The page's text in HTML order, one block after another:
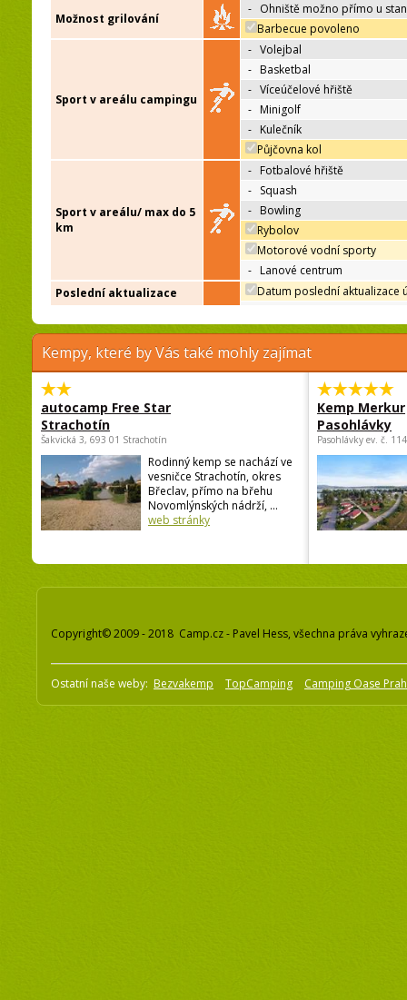
Možnost grilování
- Ohniště možno přímo u
Barbecue povoleno
Sport v areálu campingu
- Volejbal
- Basketbal
- Víceúčelové hřiště
- Minigolf
- Kulečník
Půjčovna kol
Sport v areálu/ max do 5
km
- Fotbalové hřiště
- Squash
- Bowling
Rybolov
Motorové vodní sporty
- Lanové centrum
Poslední aktualizace
Datum poslední aktualizace
Kempy, které by Vás také mohly zajímat
autocamp Free Star
Strachotín
Šakvická 3, 693 01 Strachotín
Rodinný kemp se nachází ve
vesničce Strachotín, okres
Břeclav, přímo na břehu
Novomlýnských nádrží, ...
web stránky
Kemp Merkur
Pasohlávky
Pasohlávky ev. č.
Copyright© 2009 - 2018 Camp.cz - Pavel Hess, všechna práva
Ostatní naše weby: Bezvakemp TopCamping Camping Oase